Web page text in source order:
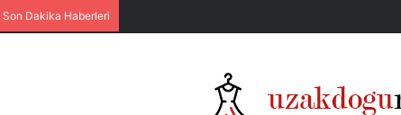
Son Dakika Haberleri